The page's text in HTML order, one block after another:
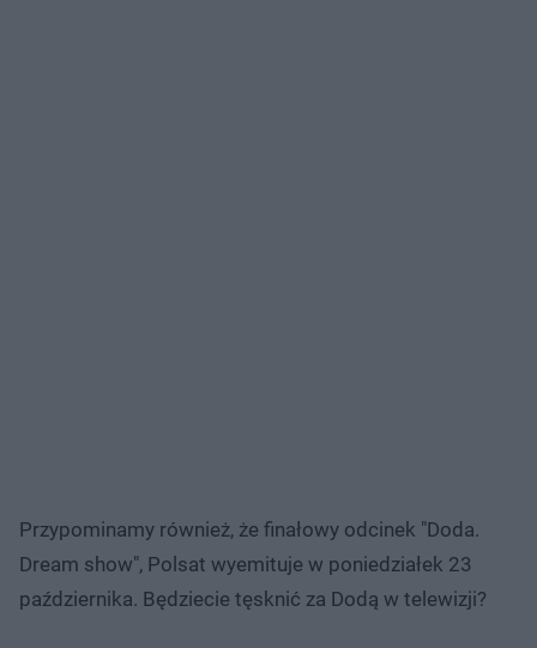
Przypominamy również, że finałowy odcinek "Doda.
Dream show", Polsat wyemituje w poniedziałek 23
października. Będziecie tęsknić za Dodą w telewizji?